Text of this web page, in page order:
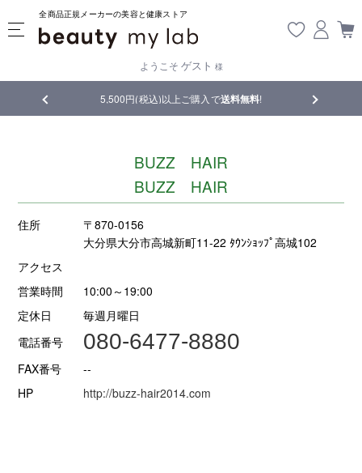
全商品正規メーカーの美容と健康ストア
ようこそ ゲスト 様
5,500円(税込)以上ご購入で送料無料! 【重要】
BUZZ HAIR
BUZZ HAIR
住所
〒870-0156
大分県大分市高城新町11-22 ﾀｳﾝｼｮｯﾌﾟ高城102
アクセス
営業時間
10:00～19:00
定休日
毎週月曜日
電話番号
080-6477-8880
FAX番号
--
HP
http://buzz-hair2014.com